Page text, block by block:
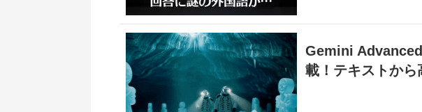
Gemini
載！テキストか